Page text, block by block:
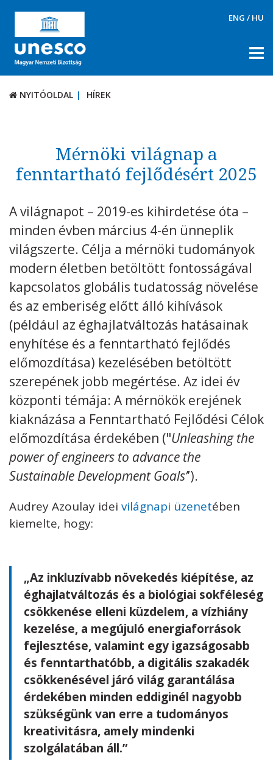
ENG / HU
NYITÓOLDAL HÍREK
TÉMÁK
DOKUMENTUMTÁR
KAPCSOLAT
Kövess minket unescohungary
Adatkezelési tájékoztató Impresszum
Technikai információk
NYITÓOLDAL HÍREK
Mérnöki világnap a
fenntartható fejlődésért 2025
A világnapot – 2019-es kihirdetése óta –
minden évben március 4-én ünneplik
világszerte. Célja a mérnöki tudományok
modern életben betöltött fontosságával
kapcsolatos globális tudatosság növelése
és az emberiség előtt álló kihívások
(például az éghajlatváltozás hatásainak
enyhítése és a fenntartható fejlődés
előmozdítása) kezelésében betöltött
szerepének jobb megértése. Az idei év
központi témája: A mérnökök erejének
kiaknázása a Fenntartható Fejlődési Célok
előmozdítása érdekében ("Unleashing the
power of engineers to advance the
Sustainable Development Goals’’).
Audrey Azoulay idei világnapi üzenetében
kiemelte, hogy:
„Az inkluzívabb növekedés kiépítése, az
éghajlatváltozás és a biológiai sokféleség
csökkenése elleni küzdelem, a vízhiány
kezelése, a megújuló energiaforrások
fejlesztése, valamint egy igazságosabb
és fenntarthatóbb, a digitális szakadék
csökkenésével járó világ garantálása
érdekében minden eddiginél nagyobb
szükségünk van erre a tudományos
kreativitásra, amely mindenki
szolgálatában áll.”